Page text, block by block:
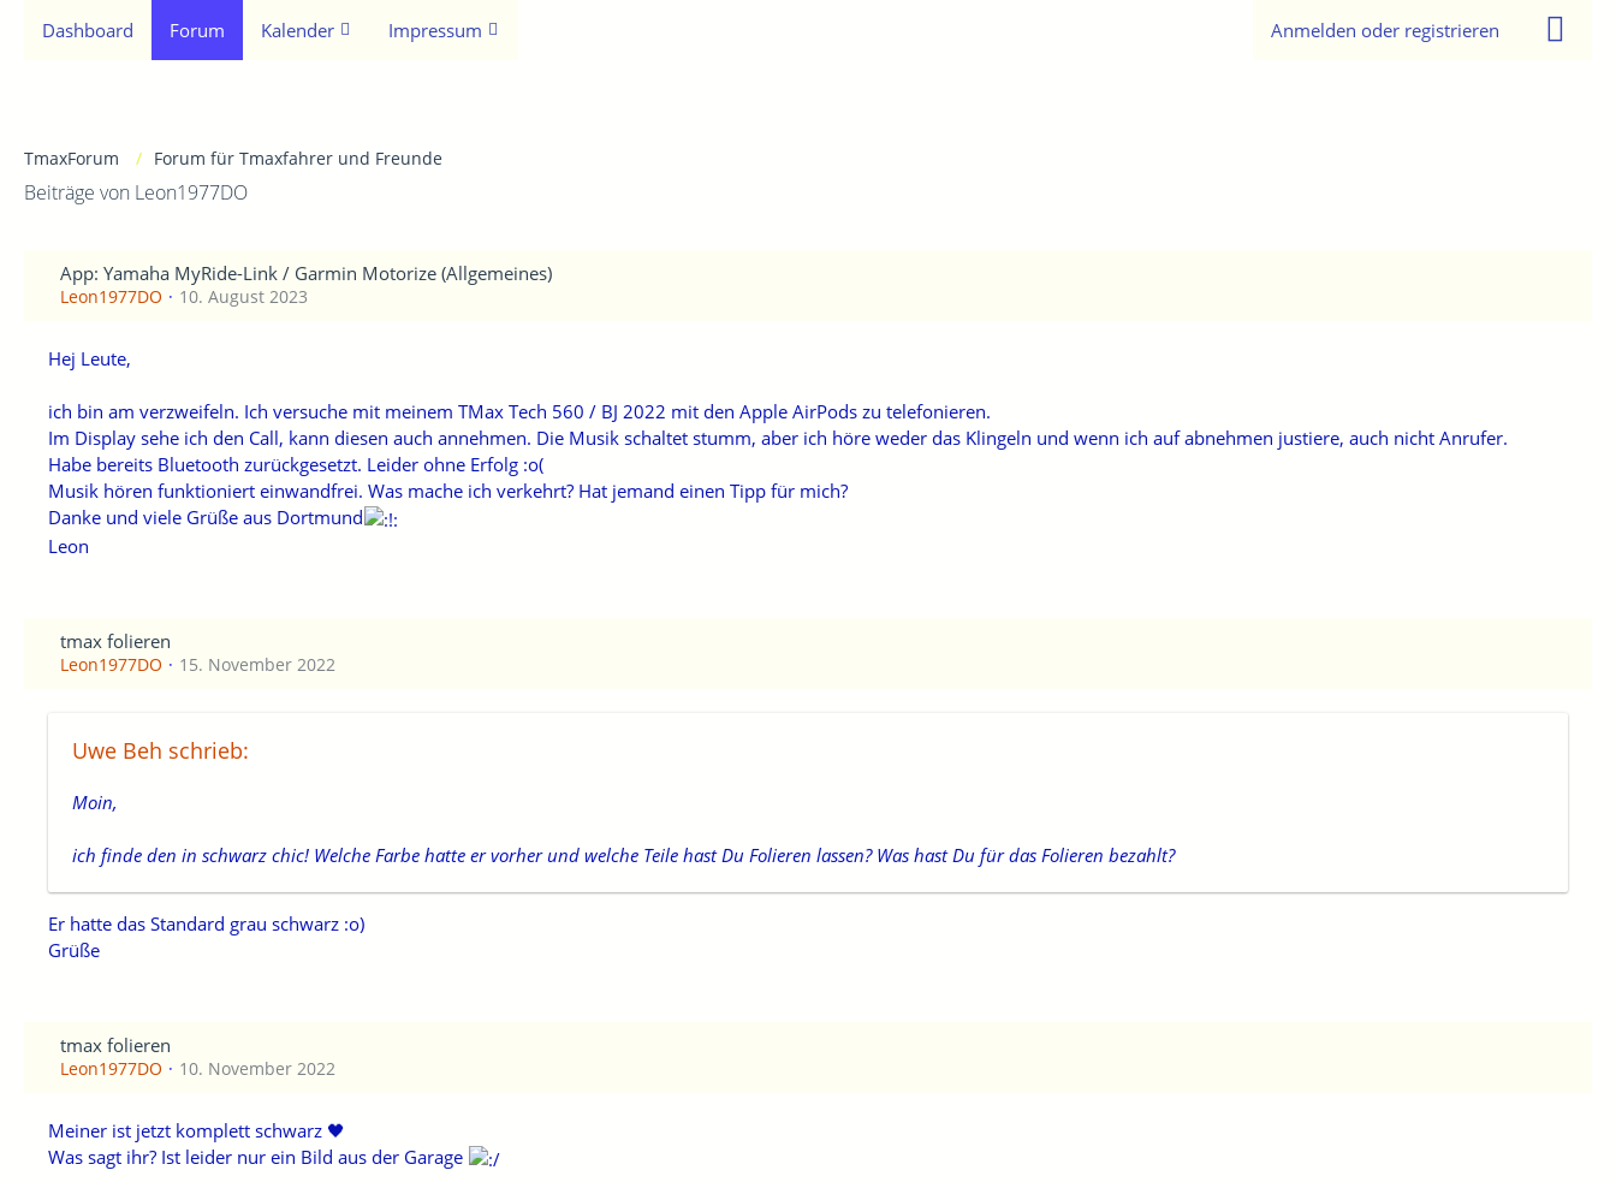
Dashboard Forum Kalender Impressum Anmelden oder registrieren
TmaxForum Forum für Tmaxfahrer und Freunde
Beiträge von Leon1977DO
App: Yamaha MyRide-Link / Garmin Motorize (Allgemeines)
Leon1977DO 10. August 2023
Hej Leute,
ich bin am verzweifeln. Ich versuche mit meinem TMax Tech 560 / BJ 2022 mit den Apple AirPods zu telefonieren.
Im Display sehe ich den Call, kann diesen auch annehmen. Die Musik schaltet stumm, aber ich höre weder das Klingeln und wenn ich auf abnehmen justiere, auch nicht Anrufer.
Habe bereits Bluetooth zurückgesetzt. Leider ohne Erfolg :o(
Musik hören funktioniert einwandfrei. Was mache ich verkehrt? Hat jemand einen Tipp für mich?
Danke und viele Grüße aus Dortmund
Leon
tmax folieren
Leon1977DO 15. November 2022
Uwe Beh schrieb:
Moin,
ich finde den in schwarz chic! Welche Farbe hatte er vorher und welche Teile hast Du Folieren lassen? Was hast Du für das Folieren bezahlt?
Er hatte das Standard grau schwarz :o)
Grüße
tmax folieren
Leon1977DO 10. November 2022
Meiner ist jetzt komplett schwarz 🖤
Was sagt ihr? Ist leider nur ein Bild aus der Garage